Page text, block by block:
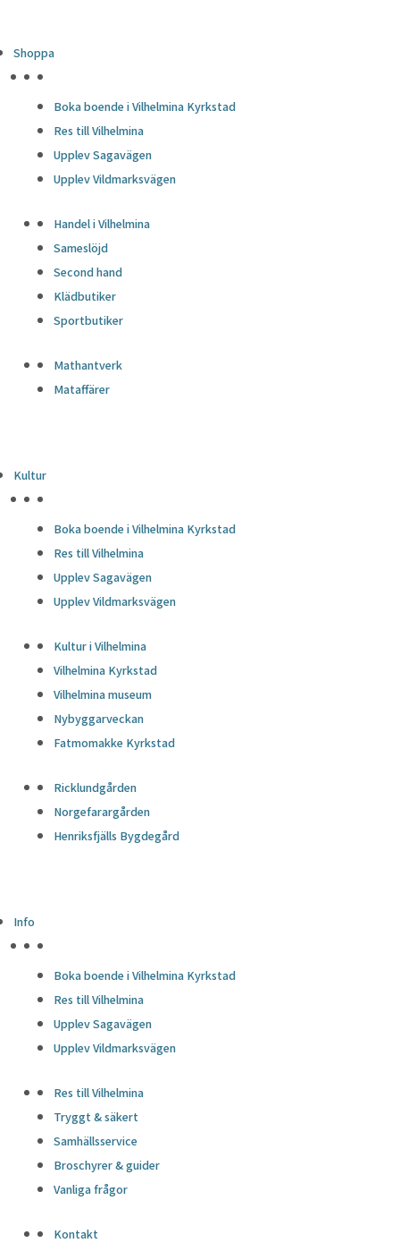
Shoppa
Boka boende i Vilhelmina Kyrkstad
Res till Vilhelmina
Upplev Sagavägen
Upplev Vildmarksvägen
Handel i Vilhelmina
Sameslöjd
Second hand
Klädbutiker
Sportbutiker
Mathantverk
Mataffärer
Kultur
Boka boende i Vilhelmina Kyrkstad
Res till Vilhelmina
Upplev Sagavägen
Upplev Vildmarksvägen
Kultur i Vilhelmina
Vilhelmina Kyrkstad
Vilhelmina museum
Nybyggarveckan
Fatmomakke Kyrkstad
Ricklundgården
Norgefarargården
Henriksfjälls Bygdegård
Info
Boka boende i Vilhelmina Kyrkstad
Res till Vilhelmina
Upplev Sagavägen
Upplev Vildmarksvägen
Res till Vilhelmina
Tryggt & säkert
Samhällsservice
Broschyrer & guider
Vanliga frågor
Kontakt